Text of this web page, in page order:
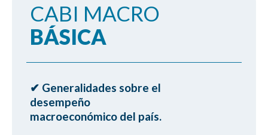
CABI MACRO
BÁSICA
✔ Generalidades sobre el
ㅤdesempeño
ㅤmacroeconómico del país.